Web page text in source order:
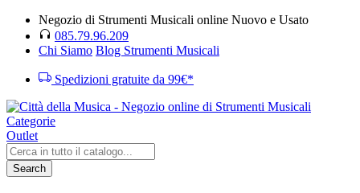
Negozio di Strumenti Musicali online Nuovo e Usato
085.79.96.209
Chi Siamo Blog Strumenti Musicali
Spedizioni gratuite da 99€*
Categorie
Outlet
Search